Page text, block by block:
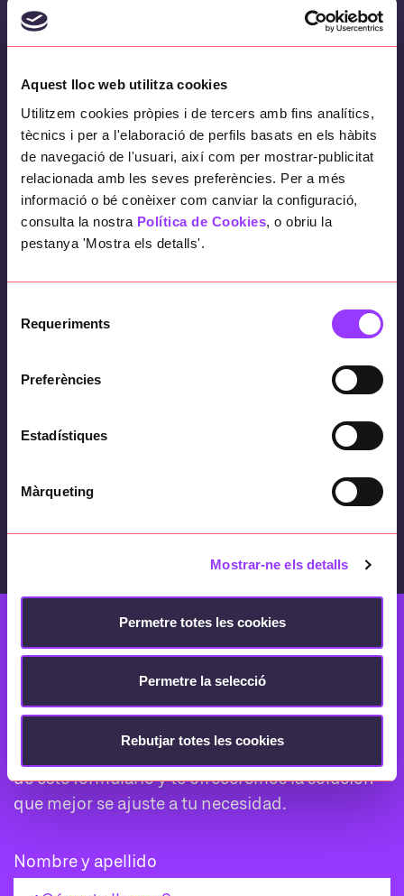
Aquest lloc web utilitza cookies
Utilitzem cookies pròpies i de tercers amb fins analítics,
tècnics i per a l'elaboració de perfils basats en els hàbits
de navegació de l'usuari, així com per mostrar-publicitat
relacionada amb les seves preferències. Per a més
informació o bé conèixer com canviar la configuració,
consulta la nostra Política de Cookies, o obriu la
pestanya 'Mostra els detalls'.
Requeriments
Preferències
Estadístiques
Màrqueting
Mostrar-ne els detalls
Permetre totes les cookies
Permetre la selecció
Rebutjar totes les cookies
Cómo funciona
Los dispositivos móviles con esta
funcionalidad emiten mensajes aleatorios
cada pocos minutos. Los móviles de dos
personas reunidas intercambian estos
códigos entre sí y los almacenan.
Los móviles que han intercambiado
detectan la cantidad de mensajes
compartidos asociados anónimamente a un
caso positivo de covid-19. Cuantos más
mensajes hayan compartido, mayor ha sido
el tiempo de exposición y, por lo tanto, el
riesgo, la app lo notifica y recomienda a esta
¿Buscas una solución?
Cuéntanos lo que necesitas. Escríbenos a través
de este formulario y te ofreceremos la solución
que mejor se ajuste a tu necesidad.
Nombre y apellido